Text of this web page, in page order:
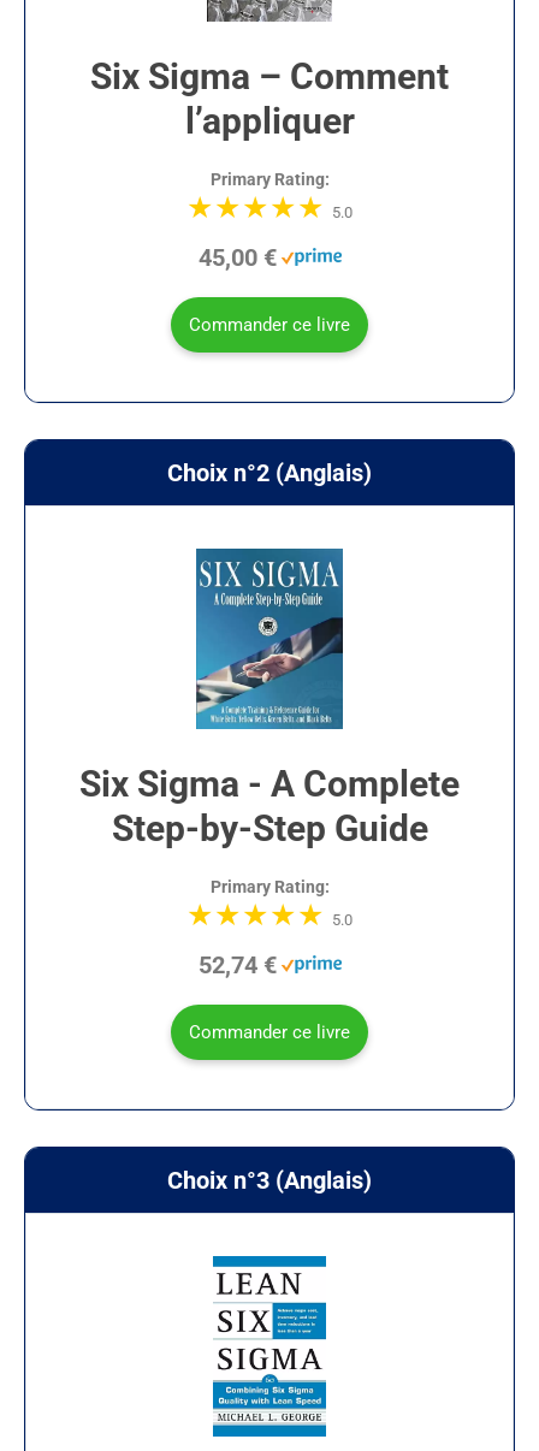
Six Sigma – Comment
l’appliquer
Primary Rating:
5.0
45,00 €
Commander ce livre
Choix n°2 (Anglais)
Six Sigma - A Complete
Step-by-Step Guide
Primary Rating:
5.0
52,74 €
Commander ce livre
Choix n°3 (Anglais)